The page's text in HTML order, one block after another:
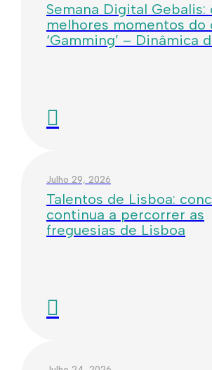
Semana Digital Gebalis:
melhores momentos do
‘Gamming’ – Dinâmica
Julho 29, 2026
Talentos de Lisboa:
continua a percorrer as
freguesias de Lisboa